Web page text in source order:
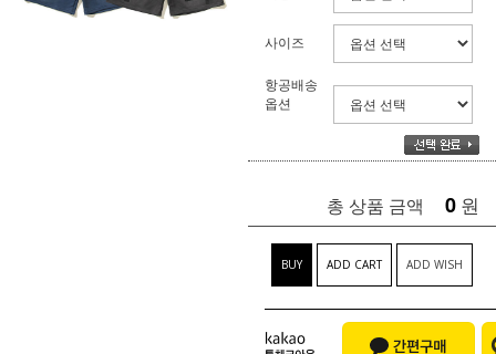
사이즈
항공배송
옵션
총 상품 금액 0 원
BUY ADD CART ADD WISH